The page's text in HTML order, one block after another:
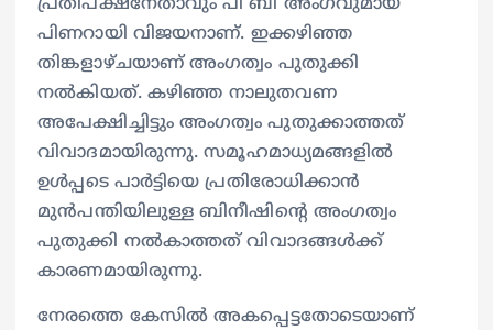
പ്രതിപക്ഷനേതാവും പി ബി അംഗവുമായ
പിണറായി വിജയനാണ്. ഇക്കഴിഞ്ഞ
തിങ്കളാഴ്ചയാണ് അംഗത്വം പുതുക്കി
നൽകിയത്. കഴിഞ്ഞ നാലുതവണ
അപേക്ഷിച്ചിട്ടും അംഗത്വം പുതുക്കാത്തത്
വിവാദമായിരുന്നു. സമൂഹമാധ്യമങ്ങളില്‍
ഉള്‍പ്പടെ പാര്‍ട്ടിയെ പ്രതിരോധിക്കാൻ
മുൻപന്തിയിലുള്ള ബിനീഷിന്റെ അംഗത്വം
പുതുക്കി നൽകാത്തത് വിവാദങ്ങൾക്ക്
കാരണമായിരുന്നു.
നേരത്തെ കേസിൽ അകപ്പെട്ടതോടെയാണ്